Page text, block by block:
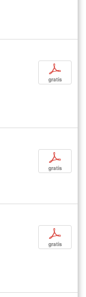
p
gratis
p
gratis
p
gratis